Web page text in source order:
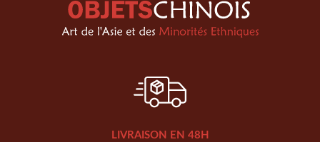
LIVRAISON EN 48H